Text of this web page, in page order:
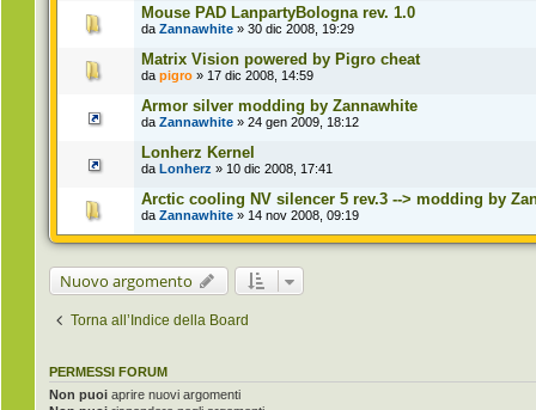
Mouse PAD LanpartyBologna rev. 1.0
da Zannawhite » 30 dic 2008, 19:29
Matrix Vision powered by Pigro cheat
da pigro » 17 dic 2008, 14:59
Armor silver modding by Zannawhite
da Zannawhite » 24 gen 2009, 18:12
Lonherz Kernel
da Lonherz » 10 dic 2008, 17:41
Arctic cooling NV silencer 5 rev.3 --> modding by
da Zannawhite » 14 nov 2008, 09:19
Nuovo argomento
Torna all’Indice della Board
PERMESSI FORUM
Non puoi aprire nuovi argomenti